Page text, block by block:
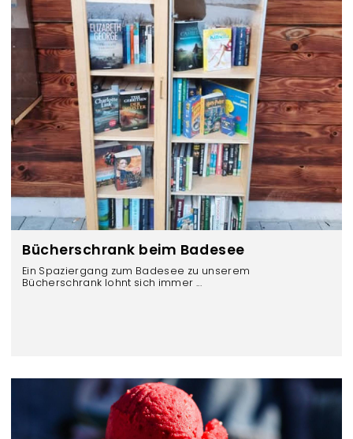
Bücherschrank beim Badesee
Ein Spaziergang zum Badesee zu unserem
Bücherschrank lohnt sich immer ...